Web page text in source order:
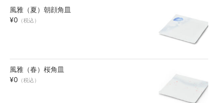
お買い物ガイド
SHOPPING GUIDE
風雅（夏）朝顔角皿
¥0 （税込）
風雅（春）桜角皿
¥0 （税込）